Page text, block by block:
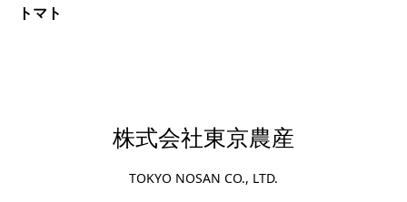
トマト
株式会社東京農産
TOKYO NOSAN CO., LTD.